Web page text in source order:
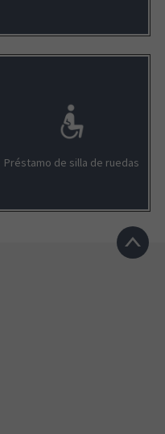
Préstamo de silla de ruedas